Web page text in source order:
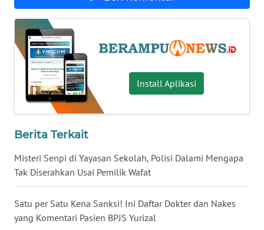
Install Aplikasi
Berita Terkait
Misteri Senpi di Yayasan Sekolah, Polisi Dalami Mengapa
Tak Diserahkan Usai Pemilik Wafat
Satu per Satu Kena Sanksi! Ini Daftar Dokter dan Nakes
yang Komentari Pasien BPJS Yurizal
WN
NUSANTARA
WN
JOGJA
JATIM
WN
WN
KALBAR